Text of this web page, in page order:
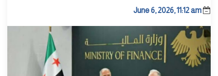
June 6, 2026, 11:12 am